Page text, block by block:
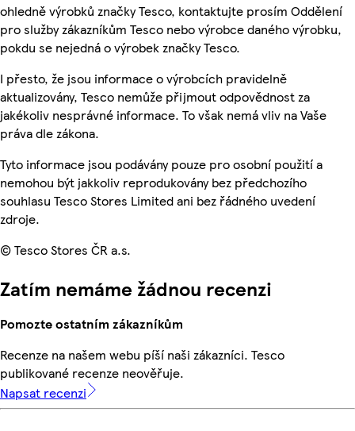
ohledně výrobků značky Tesco, kontaktujte prosím Oddělení
pro služby zákazníkům Tesco nebo výrobce daného výrobku,
pokdu se nejedná o výrobek značky Tesco.
I přesto, že jsou informace o výrobcích pravidelně
aktualizovány, Tesco nemůže přijmout odpovědnost za
jakékoliv nesprávné informace. To však nemá vliv na Vaše
práva dle zákona.
Tyto informace jsou podávány pouze pro osobní použití a
nemohou být jakkoliv reprodukovány bez předchozího
souhlasu Tesco Stores Limited ani bez řádného uvedení
zdroje.
© Tesco Stores ČR a.s.
Zatím nemáme žádnou recenzi
Pomozte ostatním zákazníkům
Recenze na našem webu píší naši zákazníci. Tesco
publikované recenze neověřuje.
Napsat recenzi